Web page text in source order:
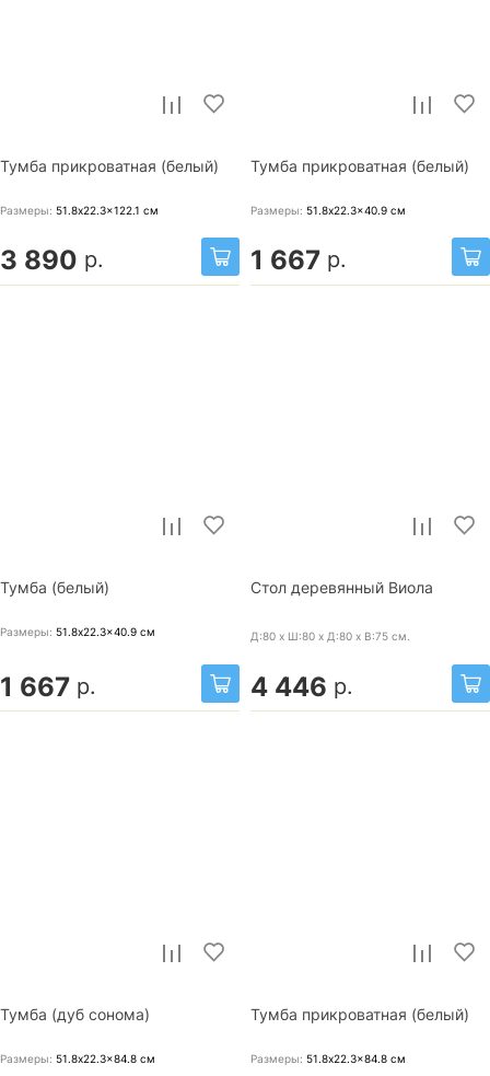
Тумба прикроватная (белый)
Размеры: 51.8x22.3x122.1 см
3 890 р.
Тумба прикроватная (белый)
Размеры: 51.8x22.3x40.9 см
1 667 р.
Тумба (белый)
Размеры: 51.8x22.3x40.9 см
1 667 р.
Стол деревянный Виола
Д:80 x Ш:80 x Д:80 x В:75 см.
4 446 р.
Тумба (дуб сонома)
Размеры: 51.8x22.3x84.8 см
Тумба прикроватная (белый)
Размеры: 51.8x22.3x84.8 см